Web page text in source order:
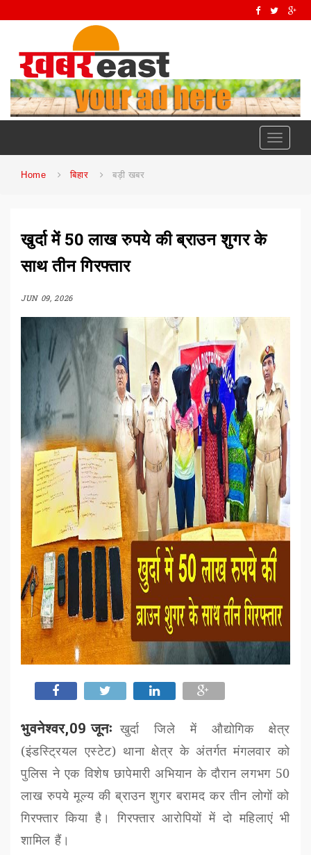
Toggle
Home बिहार बड़ी खबर
खुर्दा में 50 लाख रुपये की ब्राउन शुगर के
साथ तीन गिरफ्तार
JUN 09, 2026
भुवनेश्वर,09 जूनः खुर्दा जिले में औद्योगिक क्षेत्र
(इंडस्ट्रियल एस्टेट) थाना क्षेत्र के अंतर्गत मंगलवार को
पुलिस ने एक विशेष छापेमारी अभियान के दौरान लगभग 50
लाख रुपये मूल्य की ब्राउन शुगर बरामद कर तीन लोगों को
गिरफ्तार किया है। गिरफ्तार आरोपियों में दो महिलाएं भी
शामिल हैं।